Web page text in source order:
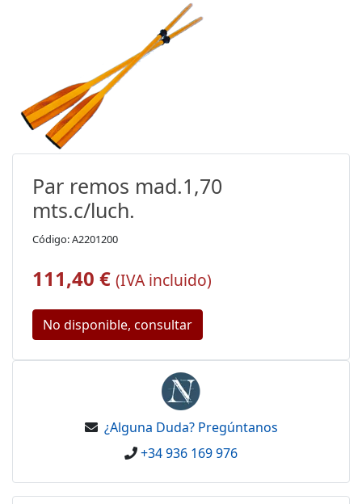
Par remos mad.1,70
mts.c/luch.
Código: A2201200
111,40 € (IVA incluido)
No disponible, consultar
¿Alguna Duda? Pregúntanos
+34 936 169 976